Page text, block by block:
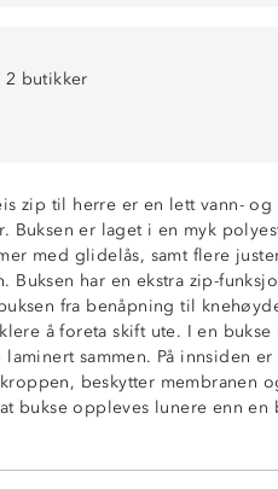
butikker
zip til herre er en lett vann- og
Buksen er laget i en myk
med glidelås, samt flere
har en ekstra zip-
fra benåpning til
å foreta skift ute. I en bukse
sammen. På innsiden
beskytter membranen
bukse oppleves lunere enn en
000 g/m2/24t)
borrelås
til knehøyde